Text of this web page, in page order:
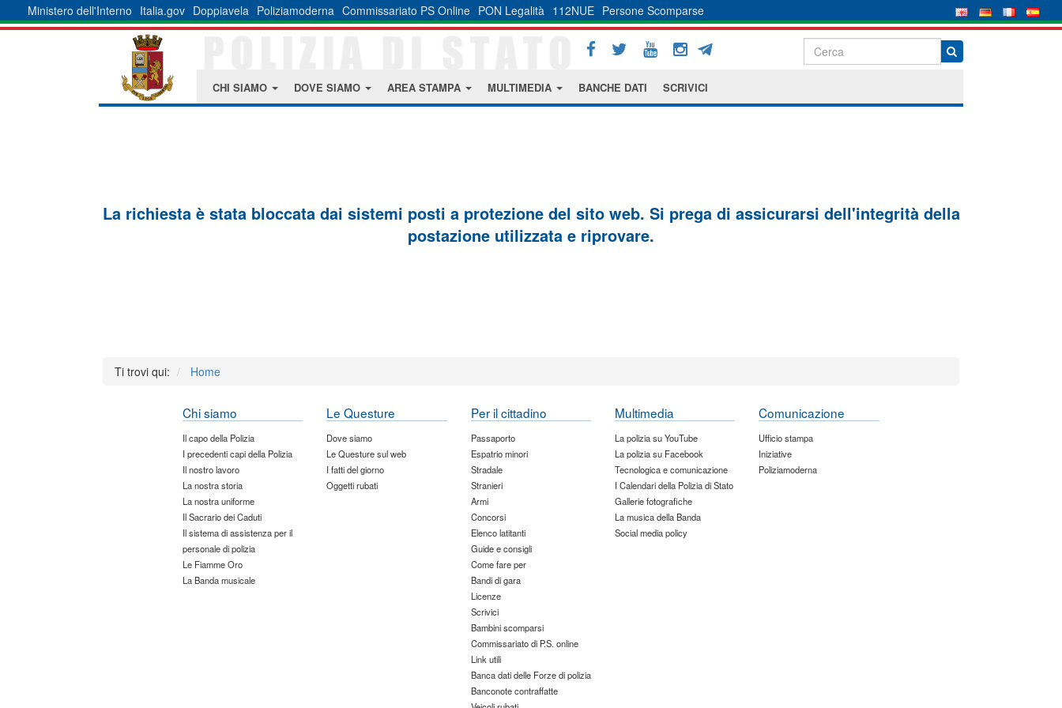
Ministero dell'Interno Italia.gov Doppiavela Poliziamoderna Commissariato PS Online PON Legalità 112NUE Persone Scomparse
CHI SIAMO DOVE SIAMO AREA STAMPA MULTIMEDIA BANCHE DATI SCRIVICI
La richiesta è stata bloccata dai sistemi posti a protezione del sito web. Si prega di assicurarsi dell'integrità della
postazione utilizzata e riprovare.
Ti trovi qui: Home
Chi siamo
Il capo della Polizia
I precedenti capi della Polizia
Il nostro lavoro
La nostra storia
La nostra uniforme
Il Sacrario dei Caduti
Il sistema di assistenza per il
personale di polizia
Le Fiamme Oro
La Banda musicale
Le Questure
Dove siamo
Le Questure sul web
I fatti del giorno
Oggetti rubati
Per il cittadino
Passaporto
Espatrio minori
Stradale
Stranieri
Armi
Concorsi
Elenco latitanti
Guide e consigli
Come fare per
Bandi di gara
Licenze
Scrivici
Bambini scomparsi
Commissariato di P.S. online
Link utili
Banca dati delle Forze di polizia
Banconote contraffatte
Multimedia
La polizia su YouTube
La polizia su Facebook
Tecnologica e comunicazione
I Calendari della Polizia di Stato
Gallerie fotografiche
La musica della Banda
Social media policy
Comunicazione
Ufficio stampa
Iniziative
Poliziamoderna